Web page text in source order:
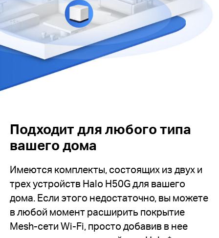
Подходит для любого типа
вашего дома
Имеются комплекты, состоящих из двух и
трех устройств Halo H50G для вашего
дома. Если этого недостаточно, вы можете
в любой момент расширить покрытие
Mesh-сети Wi-Fi, просто добавив в нее